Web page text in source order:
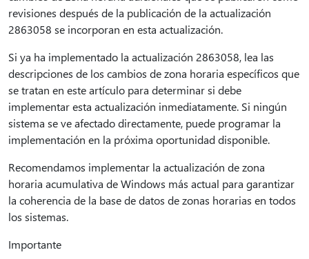
revisiones después de la publicación de la actualización
2863058 se incorporan en esta actualización.
Si ya ha implementado la actualización 2863058, lea las
descripciones de los cambios de zona horaria específicos que
se tratan en este artículo para determinar si debe
implementar esta actualización inmediatamente. Si ningún
sistema se ve afectado directamente, puede programar la
implementación en la próxima oportunidad disponible.
Recomendamos implementar la actualización de zona
horaria acumulativa de Windows más actual para garantizar
la coherencia de la base de datos de zonas horarias en todos
los sistemas.
Importante